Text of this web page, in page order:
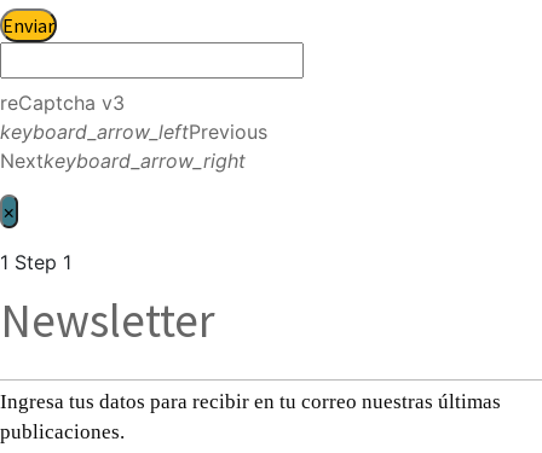
Enviar
reCaptcha v3
keyboard_arrow_leftPrevious
Nextkeyboard_arrow_right
×
1 Step 1
Newsletter
Ingresa tus datos para recibir en tu correo nuestras últimas
publicaciones.